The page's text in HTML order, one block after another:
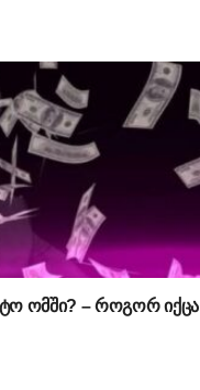
ომში? – როგორ იქცა